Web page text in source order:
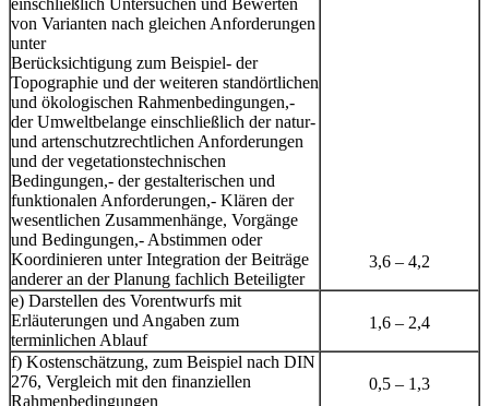
einschließlich Untersuchen und Bewerten
von Varianten nach gleichen Anforderungen
unter
Berücksichtigung zum Beispiel- der
Topographie und der weiteren standörtlichen
und ökologischen Rahmenbedingungen,-
der Umweltbelange einschließlich der natur-
und artenschutzrechtlichen Anforderungen
und der vegetationstechnischen
Bedingungen,- der gestalterischen und
funktionalen Anforderungen,- Klären der
wesentlichen Zusammenhänge, Vorgänge
und Bedingungen,- Abstimmen oder
Koordinieren unter Integration der Beiträge
anderer an der Planung fachlich Beteiligter
3,6 – 4,2
e) Darstellen des Vorentwurfs mit
Erläuterungen und Angaben zum
terminlichen Ablauf
1,6 – 2,4
f) Kostenschätzung, zum Beispiel nach DIN
276, Vergleich mit den finanziellen
Rahmenbedingungen
0,5 – 1,3